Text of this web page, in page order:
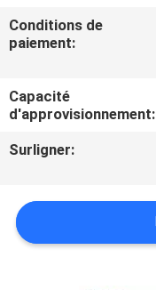
DEMANDEZ
UNE
CASE
Conditions de
paiement:
Capacité
d'approvisionnement:
Surligner: